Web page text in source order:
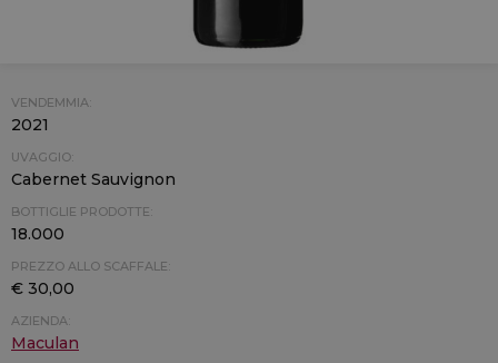
VENDEMMIA:
2021
UVAGGIO:
Cabernet Sauvignon
BOTTIGLIE PRODOTTE:
18.000
PREZZO ALLO SCAFFALE:
€ 30,00
AZIENDA:
Maculan